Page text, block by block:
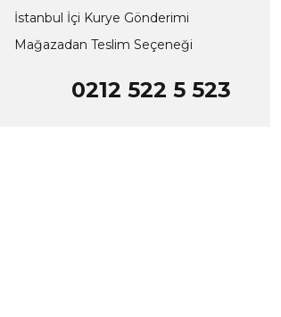
İstanbul İçi Kurye Gönderimi
Mağazadan Teslim Seçeneği
0212 522 5 523